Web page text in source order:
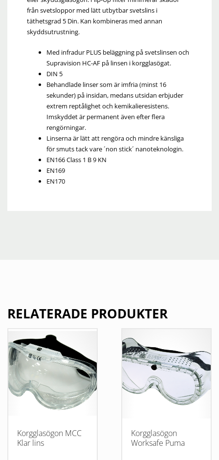
från svetsloppor med lätt utbytbar svetslins i
täthetsgrad 5 Din. Kan kombineras med annan
skyddsutrustning.
Med infradur PLUS beläggning på svetslinsen och
Supravision HC-AF på linsen i korgglasögat.
DIN 5
Behandlade linser som är imfria (minst 16
sekunder) på insidan, medans utsidan erbjuder
extrem reptålighet och kemikalieresistens.
Imskyddet är permanent även efter flera
rengörningar.
Linserna är lätt att rengöra och mindre känsliga
för smuts tack vare ´non stick´ nanoteknologin.
EN166 Class 1 B 9 KN
EN169
EN170
RELATERADE PRODUKTER
Korgglasögon MCC
Klar lins
Korgglasögon
Worksafe Puma